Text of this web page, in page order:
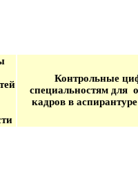
Контрольные
специальностям для
кадров в